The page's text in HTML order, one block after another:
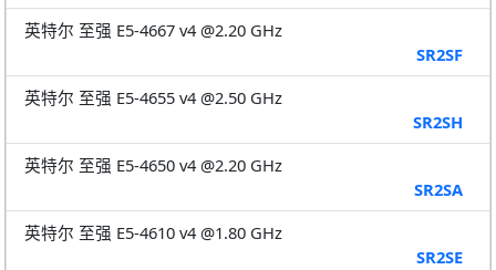
英特尔 至强 E5-4667 v4 @2.20 GHz
SR2SF
英特尔 至强 E5-4655 v4 @2.50 GHz
SR2SH
英特尔 至强 E5-4650 v4 @2.20 GHz
SR2SA
英特尔 至强 E5-4610 v4 @1.80 GHz
SR2SE